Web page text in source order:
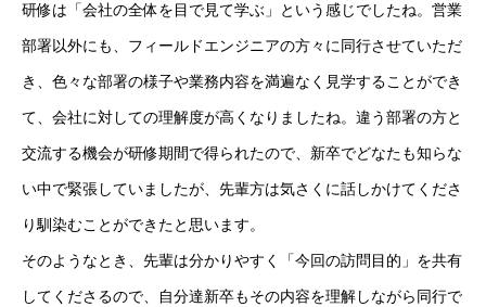
中途採用の募集職種一覧
会社説明会・採用エントリー CONTACT US
会社説明会（アーカイブ動画）
個別会社説明会（新卒向け）
新卒採用エントリー
経験者･中途採用エントリー
研修は「会社の全体を目で見て学ぶ」という感じでしたね。営業
部署以外にも、フィールドエンジニアの方々に同行させていただ
き、色々な部署の様子や業務内容を満遍なく見学することができ
て、会社に対しての理解度が高くなりましたね。違う部署の方と
交流する機会が研修期間で得られたので、新卒でどなたも知らな
い中で緊張していましたが、先輩方は気さくに話しかけてくださ
り馴染むことができたと思います。
そのようなとき、先輩は分かりやすく「今回の訪問目的」を共有
してくださるので、自分達新卒もその内容を理解しながら同行で